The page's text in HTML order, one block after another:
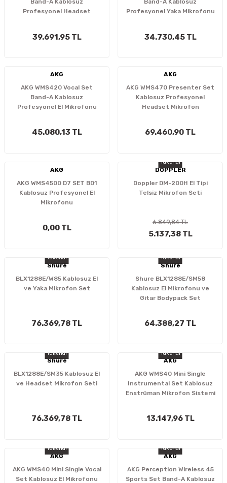
Band-A Kablosuz
Profesyonel Headset
39.691,95 TL
Band-A Kablosuz
Profesyonel Yaka Mikrofonu
34.730,45 TL
AKG
AKG WMS420 Vocal Set
Band-A Kablosuz
Profesyonel El Mikrofonu
45.080,13 TL
AKG
AKG WMS470 Presenter Set
Kablosuz Profesyonel
Headset Mikrofon
69.460,90 TL
AKG
AKG WMS4500 D7 SET BD1
Kablosuz Profesyonel El
Mikrofonu
0,00 TL
Tükendi
DOPPLER
Doppler DM-200H El Tipi
Telsiz Mikrofon Seti
6.849,84 TL
5.137,38 TL
Tükendi
Shure
BLX1288E/W85 Kablosuz El
ve Yaka Mikrofon Set
76.369,78 TL
Tükendi
Shure
Shure BLX1288E/SM58
Kablosuz El Mikrofonu ve
Gitar Bodypack Set
64.388,27 TL
Tükendi
Shure
BLX1288E/SM35 Kablosuz El
ve Headset Mikrofon Seti
76.369,78 TL
Tükendi
AKG
AKG WMS40 Mini Single
Instrumental Set Kablosuz
Enstrüman Mikrofon Sistemi
13.147,96 TL
Tükendi
AKG
AKG WMS40 Mini Single Vocal
Set Kablosuz El Mikrofonu
Tükendi
AKG
AKG Perception Wireless 45
Sports Set Band-A Kablosuz